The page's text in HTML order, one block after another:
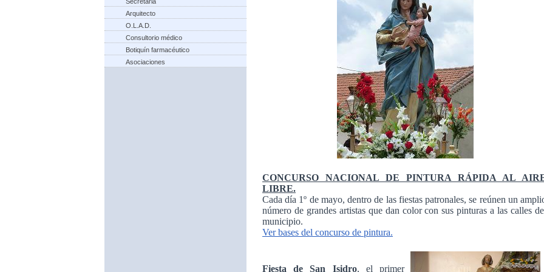
Arquitecto
O.L.A.D.
Consultorio médico
Botiquín farmacéutico
Asociaciones
CONCURSO NACIONAL DE PINTURA RÁPIDA AL
LIBRE.
Cada día 1º de mayo, dentro de las fiestas patronales, se reúnen un
número de grandes artistas que dan color con sus pinturas a las calles
municipio.
Ver bases del concurso de pintura.
Fiesta de San Isidro, el primer